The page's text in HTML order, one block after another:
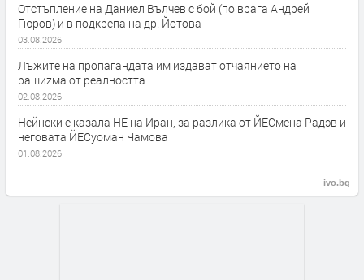
Отстъпление на Даниел Вълчев с бой (по врага Андрей
Гюров) и в подкрепа на др. Йотова
03.08.2026
Лъжите на пропагандата им издават отчаянието на
рашиzма от реалността
02.08.2026
Нейнски е казала НЕ на Иран, за разлика от ЙЕСмена Радэв и
неговата ЙЕСуоман Чамова
01.08.2026
ivo.bg